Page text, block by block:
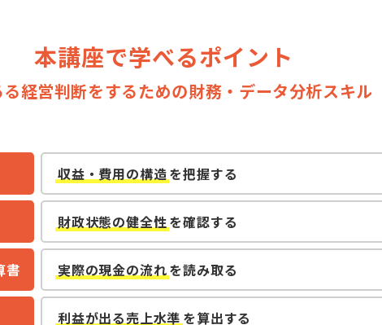
本講座で学べるポイント
経営判断をするための財務・データ分析スキル
収益・費用の構造を把握する
財政状態の健全性を確認する
書 実際の現金の流れを読み取る
利益が出る売上水準 を算出する